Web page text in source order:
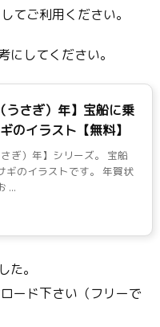
てご利用ください。
してください。
うさぎ）年】宝船に乗
のイラスト【無料】
ぎ）年】シリーズ。 宝船
ギのイラストです。 年賀状
...
た。
ード下さい（フリーで